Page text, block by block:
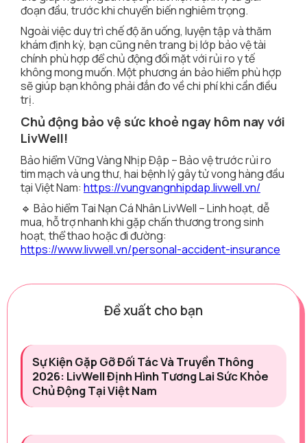
đoạn đầu, trước khi chuyển biến nghiêm trọng.
Ngoài việc duy trì chế độ ăn uống, luyện tập và thăm
khám định kỳ, bạn cũng nên trang bị lớp bảo vệ tài
chính phù hợp để chủ động đối mặt với rủi ro y tế
không mong muốn. Một phương án bảo hiểm phù hợp
sẽ giúp bạn không phải đắn đo về chi phí khi cần điều
trị.
Chủ động bảo vệ sức khoẻ ngay hôm nay với
LivWell!
Bảo hiểm Vững Vàng Nhịp Đập – Bảo vệ trước rủi ro
tim mạch và ung thư, hai bệnh lý gây tử vong hàng đầu
tại Việt Nam: https://vungvangnhipdap.livwell.vn/
🔹 Bảo hiểm Tai Nạn Cá Nhân LivWell – Linh hoạt, dễ
mua, hỗ trợ nhanh khi gặp chấn thương trong sinh
hoạt, thể thao hoặc đi đường:
https://www.livwell.vn/personal-accident-insurance
Đề xuất cho bạn
Sự Kiện Gặp Gỡ Đối Tác Và Truyền Thông
2026: LivWell Định Hình Tương Lai Sức Khỏe
Chủ Động Tại Việt Nam